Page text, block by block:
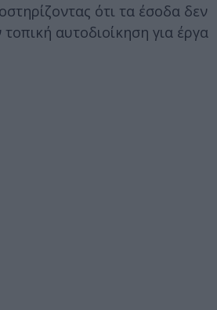
ότι τα έσοδα δεν
αυτοδιοίκηση για έργα